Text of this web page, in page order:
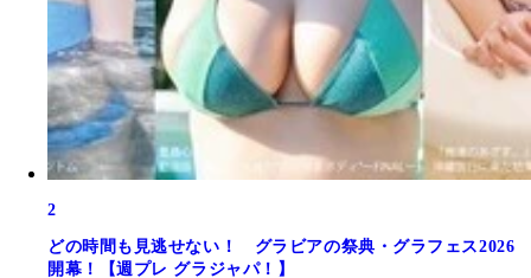
2
どの時間も見逃せない！ グラビアの祭典・グラフェス2026
開幕！【週プレ グラジャパ！】